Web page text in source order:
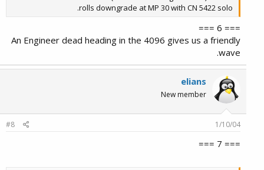
rolls downgrade at MP 30 with CN 5422 solo.
=== 6 ===
An Engineer dead heading in the 4096 gives us a friendly
wave.
elians
New member
1/10/04
#8
=== 7 ===